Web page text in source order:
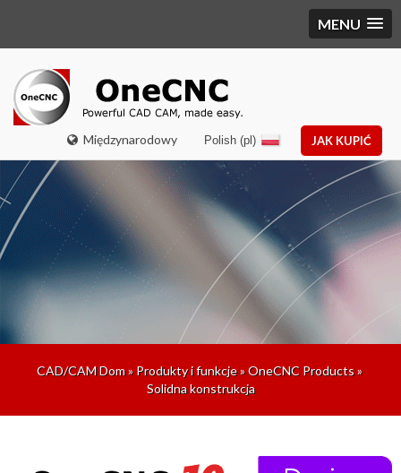
MENU
Międzynarodowy JAK KUPIĆ
Polish (pl)
CAD/CAM Dom» Produkty i funkcje»OneCNC Products»
Solidna konstrukcja